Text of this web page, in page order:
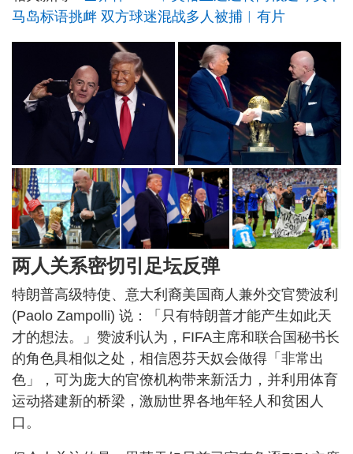
马岛标语挑衅 双方球迷混战多人被捕︱有片
两人关系密切引足坛反弹
特朗普高级特使、意大利裔美国商人兼外交官赞波利
(Paolo Zampolli) 说：「只有特朗普才能产生如此天
才的想法。」赞波利认为，FIFA主席和联合国秘书长
的角色具相似之处，相信恩芬天奴会做得「非常出
色」，可为庞大的官僚机构带来新活力，并利用体育
运动搭建新的桥梁，激励世界各地年轻人和贫困人
口。